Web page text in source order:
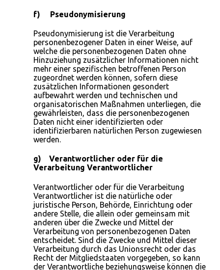
f) Pseudonymisierung
Pseudonymisierung ist die Verarbeitung
personenbezogener Daten in einer Weise, auf
welche die personenbezogenen Daten ohne
Hinzuziehung zusätzlicher Informationen nicht
mehr einer spezifischen betroffenen Person
zugeordnet werden können, sofern diese
zusätzlichen Informationen gesondert
aufbewahrt werden und technischen und
organisatorischen Maßnahmen unterliegen, die
gewährleisten, dass die personenbezogenen
Daten nicht einer identifizierten oder
identifizierbaren natürlichen Person zugewiesen
werden.
g) Verantwortlicher oder für die
Verarbeitung Verantwortlicher
Verantwortlicher oder für die Verarbeitung
Verantwortlicher ist die natürliche oder
juristische Person, Behörde, Einrichtung oder
andere Stelle, die allein oder gemeinsam mit
anderen über die Zwecke und Mittel der
Verarbeitung von personenbezogenen Daten
entscheidet. Sind die Zwecke und Mittel dieser
Verarbeitung durch das Unionsrecht oder das
Recht der Mitgliedstaaten vorgegeben, so kann
der Verantwortliche beziehungsweise können die